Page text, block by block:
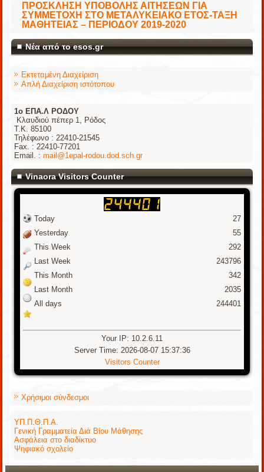
ΠΡΟΣΚΛΗΣΗ ΥΠΟΒΟΛΗΣ ΑΙΤΗΣΕΩΝ ΓΙΑ
ΣΥΜΜΕΤΟΧΗ ΣΤΟ ΜΕΤΑΛΥΚΕΙΑΚΟ ΕΤΟΣ-ΤΑΞΗ
ΜΑΘΗΤΕΙΑΣ – ΠΕΡΙΟΔΟΥ 2019-2020
Νέα από το esos.gr
Εκτεταμένη Διαχείριση
Απλή Διαχείριση ιστότοπου
1o ΕΠΑ.Λ ΡΟΔΟΥ
Κλαυδιού πέπερ 1, Ρόδος
Τ.Κ. 85100
Τηλέφωνο : 22410-21545
Fax. : 22410-77201
Email. :mail@1epal-rodou.dod.sch.gr
Vinaora Visitors Counter
Today
Yesterday
This Week
Last Week
This Month
Last Month
All days
27
55
292
243796
342
2035
244401
Your IP: 10.2.6.11
Server Time: 2026-08-07 15:37:36
Visitors Counter
Χρήσιμοι σύνδεσμοι
ΥΠ.Π.Θ.Π.Α.
Γενική Γραμματεία Διά Βίου Μάθησης
Ασφάλεια στο διαδίκτυο
Ψηφιακό σχολείο